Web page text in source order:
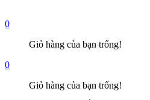
0
Giỏ hàng của bạn trống!
0
Giỏ hàng của bạn trống!